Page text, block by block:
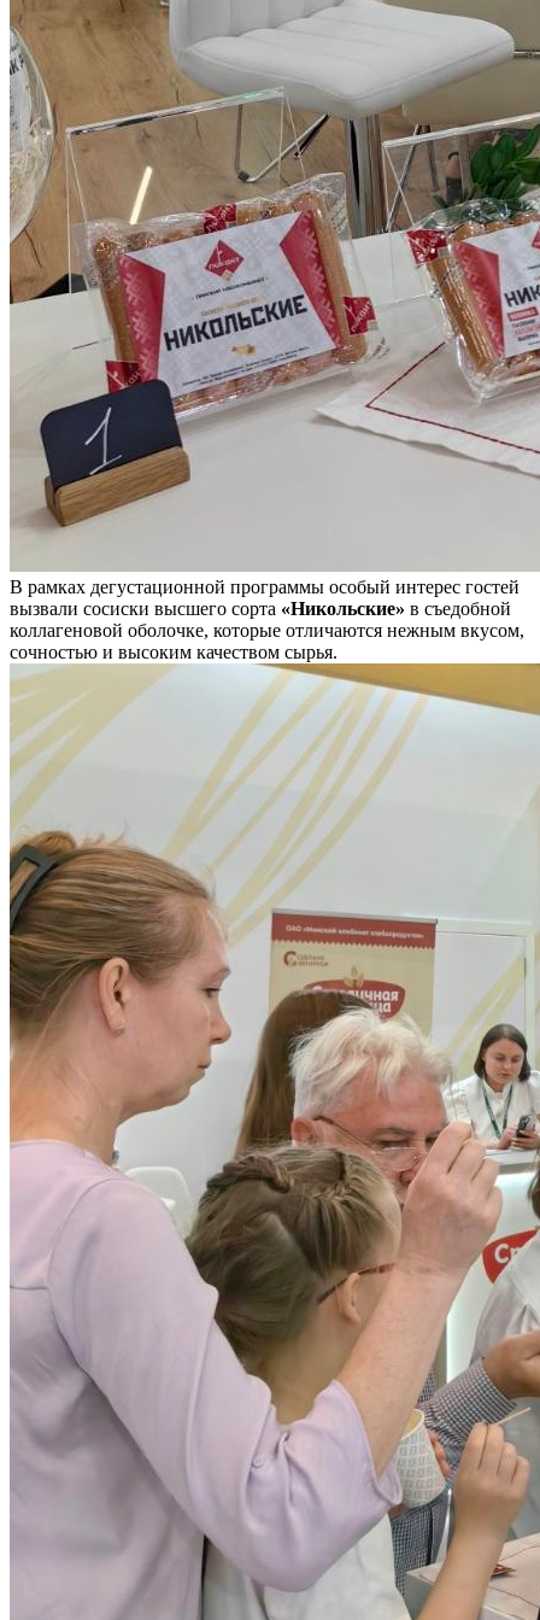
В рамках дегустационной программы особый интерес гостей
вызвали сосиски высшего сорта «Никольские» в съедобной
коллагеновой оболочке, которые отличаются нежным вкусом,
сочностью и высоким качеством сырья.